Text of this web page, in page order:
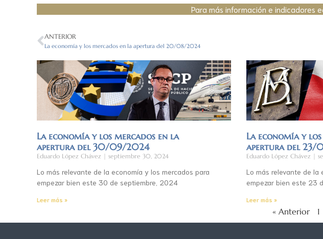
Para más información e indicadores
ANTERIOR
La economía y los mercados en la apertura del 20/08/2024
La economía y los mercados en la
apertura del 30/09/2024
Eduardo López Chávez septiembre 30, 2024
Lo más relevante de la economía y los mercados para
empezar bien este 30 de septiembre, 2024
Leer más »
La economía y
apertura del 23/
Eduardo López Chávez
Lo más relevante de la
empezar bien este 23
Leer más »
« Anterior 1